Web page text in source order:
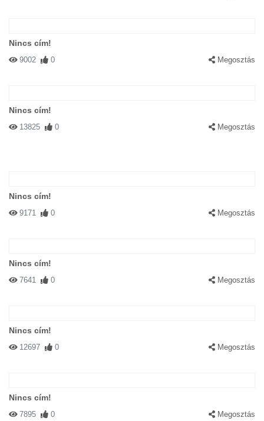
Nincs cím!
9002 0 Megosztás
Nincs cím!
13825 0 Megosztás
Nincs cím!
9171 0 Megosztás
Nincs cím!
7641 0 Megosztás
Nincs cím!
12697 0 Megosztás
Nincs cím!
7895 0 Megosztás